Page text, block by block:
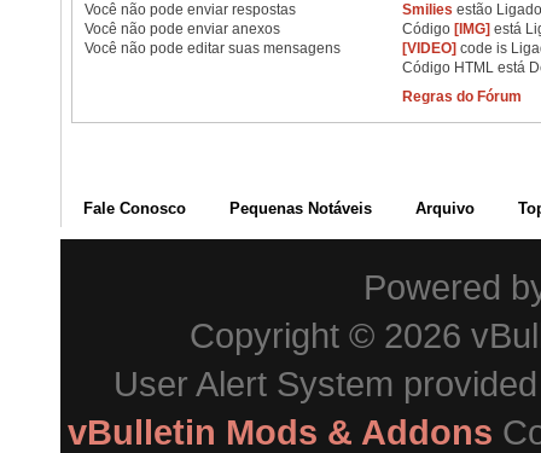
Você não pode enviar respostas
Você não pode enviar anexos
Você não pode editar suas mensagens
Smilies estão
Código [IMG] está
[VIDEO] code is
Código HTML está
Regras do Fórum
Fale Conosco Pequenas Notáveis Arquivo
Powered
Copyright © 2026
User Alert System
vBulletin Mods & Addons